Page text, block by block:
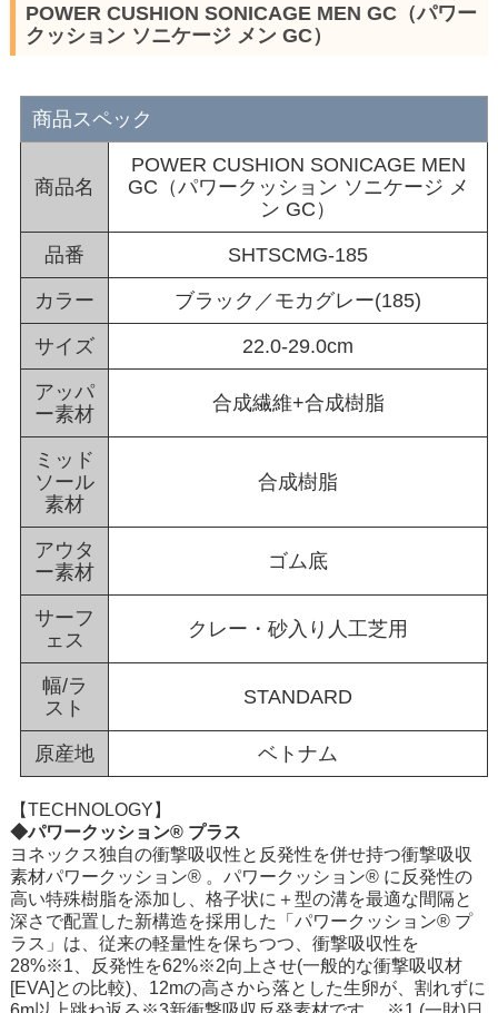
POWER CUSHION SONICAGE MEN GC（パワー
クッション ソニケージ メン GC）
商品スペック
商品名
POWER CUSHION SONICAGE MEN
GC（パワークッション ソニケージ メ
ン GC）
品番 SHTSCMG-185
カラー ブラック／モカグレー(185)
サイズ 22.0-29.0cm
アッパ
ー素材
合成繊維+合成樹脂
ミッド
ソール
素材
合成樹脂
アウタ
ー素材
ゴム底
サーフ
ェス
クレー・砂入り人工芝用
幅/ラ
スト
STANDARD
原産地 ベトナム
【TECHNOLOGY】
◆パワークッション® プラス
ヨネックス独自の衝撃吸収性と反発性を併せ持つ衝撃吸収
素材パワークッション® 。パワークッション® に反発性の
高い特殊樹脂を添加し、格子状に＋型の溝を最適な間隔と
深さで配置した新構造を採用した「パワークッション® プ
ラス」は、従来の軽量性を保ちつつ、衝撃吸収性を
28%※1、反発性を62%※2向上させ(一般的な衝撃吸収材
[EVA]との比較)、12mの高さから落とした生卵が、割れずに